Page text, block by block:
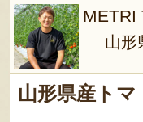
METRI
山形
山形県産トマ